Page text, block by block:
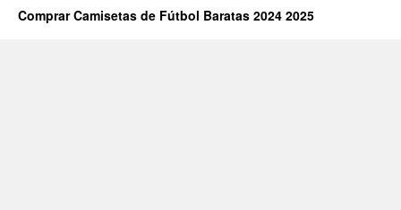
Comprar Camisetas de Fútbol Baratas 2024 2025